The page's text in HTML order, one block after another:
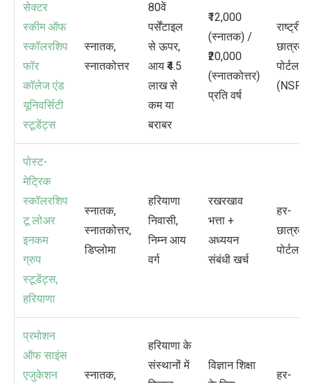
सेक्टर
स्कीम ऑफ
स्कॉलरशिप
फॉर
कॉलेज एंड
यूनिवर्सिटी
स्टूडेंट्स
स्नातक,
स्नातकोत्तर
80वें
पर्सेंटाइल
से ऊपर,
आय ₹4.5
लाख से
कम या
बराबर
₹12,000
(स्नातक) /
₹20,000
(स्नातकोत्तर)
प्रति वर्ष
राष्ट्रीय
छात्रवृत्ति
पोर्टल
(NSP)
पोस्ट-
मेट्रिक
स्कॉलरशिप
टू लोअर
इनकम
ग्रुप
स्टूडेंट्स,
हरियाणा
स्नातक,
स्नातकोत्तर,
डिप्लोमा
हरियाणा
निवासी,
निम्न आय
वर्ग
रखरखाव
भत्ता +
अध्ययन
संबंधी खर्च
हर-
छात्रवृत्ति
पोर्टल
प्रमोशन
ऑफ साइंस
एजुकेशन
स्नातक,
हरियाणा के
संस्थानों में
विज्ञान शिक्षा
हर-